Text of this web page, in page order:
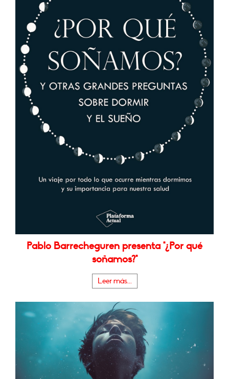
Pablo Barrecheguren presenta "¿Por qué
soñamos?"
Leer más...